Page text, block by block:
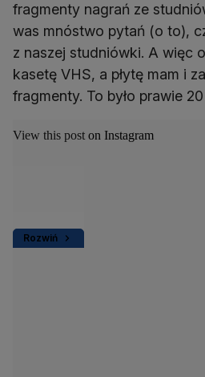
fragmenty nagrań ze
was mnóstwo pytań (o to),
z naszej studniówki. A więc
kasetę VHS, a płytę mam i
fragmenty. To było prawie
Rozwiń
View this post on Instagram